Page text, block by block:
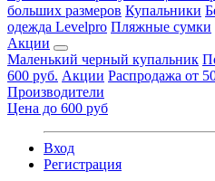
больших размеров Купальники
одежда Levelpro Пляжные сумки
Акции
Маленький черный купальник
600 руб. Акции Распродажа от
Производители
Цена до 600 руб
Вход
Регистрация